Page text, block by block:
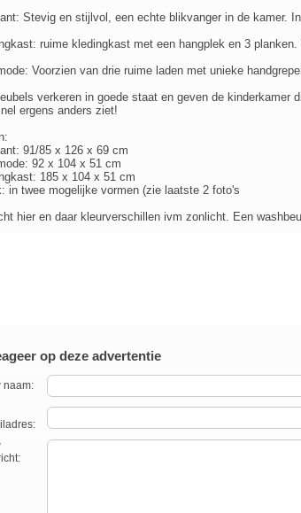
Stevig en stijlvol, een echte blikvanger in de kamer.
ruime kledingkast met een hangplek en 3
Voorzien van drie ruime laden met unieke
verkeren in goede staat en geven de
ergens anders ziet!
91/85 x 126 x 69 cm
92 x 104 x 51 cm
185 x 104 x 51 cm
in twee mogelijke vormen (zie laatste 2 foto's
hier en daar kleurverschillen ivm zonlicht. Een
op deze advertentie
naam: